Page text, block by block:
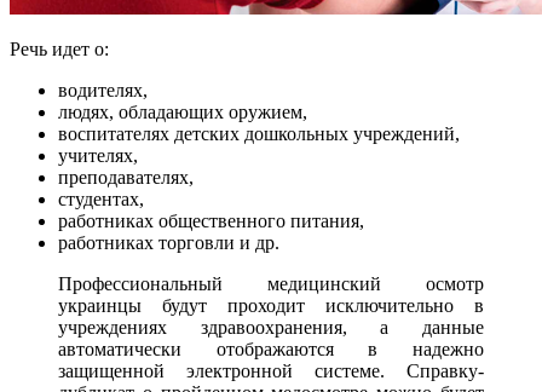
Речь идет о:
водителях,
людях, обладающих оружием,
воспитателях детских дошкольных учреждений,
учителях,
преподавателях,
студентах,
работниках общественного питания,
работниках торговли и др.
Профессиональный медицинский осмотр
украинцы будут проходит исключительно в
учреждениях здравоохранения, а данные
автоматически отображаются в надежно
защищенной электронной системе. Справку-